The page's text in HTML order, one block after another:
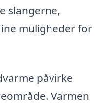
slangerne,
muligheder for
påvirke
Varmen